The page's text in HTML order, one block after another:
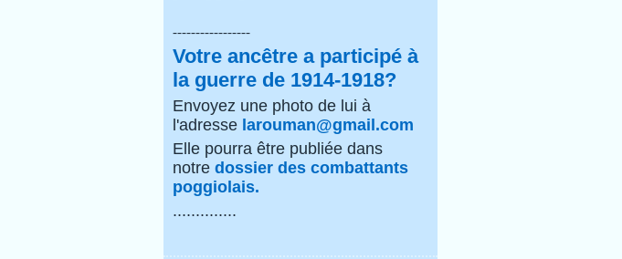
-----------------
Votre ancêtre a participé à
la guerre de 1914-1918?
Envoyez une photo de lui à
l'adresse larouman@gmail.com
Elle pourra être publiée dans
notre dossier des combattants
poggiolais.
..............